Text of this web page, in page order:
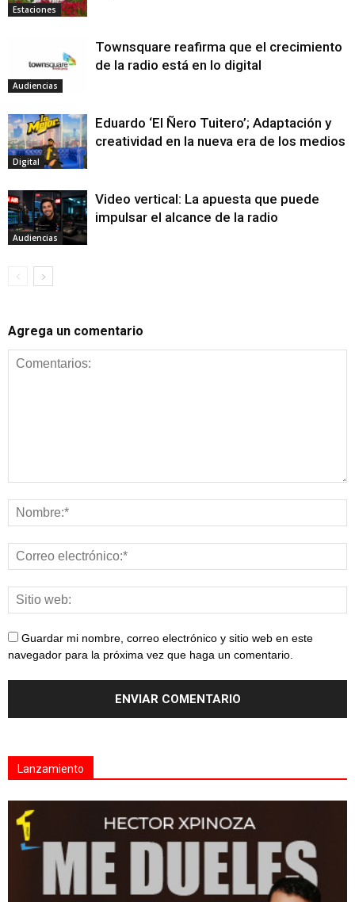
Estaciones
Audiencias
Townsquare reafirma que el crecimiento
de la radio está en lo digital
Digital
Eduardo ‘El Ñero Tuitero’; Adaptación y
creatividad en la nueva era de los medios
Audiencias
Video vertical: La apuesta que puede
impulsar el alcance de la radio
Agrega un comentario
Guardar mi nombre, correo electrónico y sitio web en este
navegador para la próxima vez que haga un comentario.
Lanzamiento